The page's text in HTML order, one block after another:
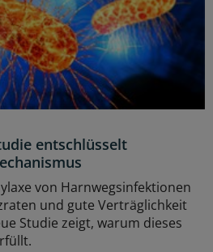
entschlüsselt
von Harnwegsinfektionen
und gute Verträglichkeit
Studie zeigt, warum dieses